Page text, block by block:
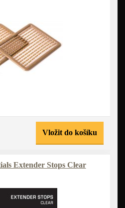
Vložit do košíku
Extender Stops Clear